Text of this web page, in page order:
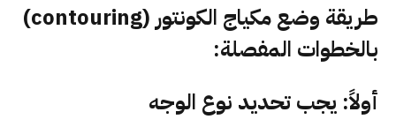
طريقة وضع مكياج الكونتور (contouring)
بالخطوات المفصلة:
أولاً: يجب تحديد نوع الوجه